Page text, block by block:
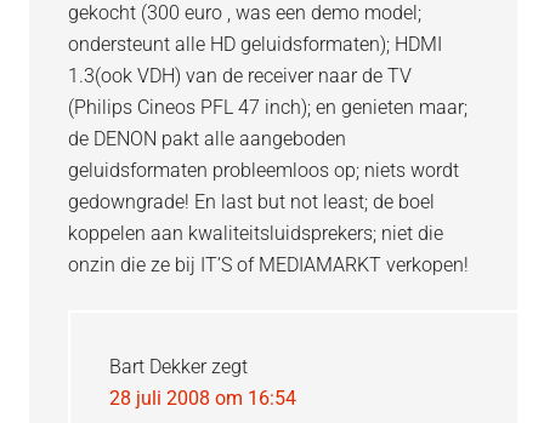
gekocht (300 euro , was een demo model;
ondersteunt alle HD geluidsformaten); HDMI
1.3(ook VDH) van de receiver naar de TV
(Philips Cineos PFL 47 inch); en genieten maar;
de DENON pakt alle aangeboden
geluidsformaten probleemloos op; niets wordt
gedowngrade! En last but not least; de boel
koppelen aan kwaliteitsluidsprekers; niet die
onzin die ze bij IT’S of MEDIAMARKT verkopen!
Bart Dekker zegt
28 juli 2008 om 16:54